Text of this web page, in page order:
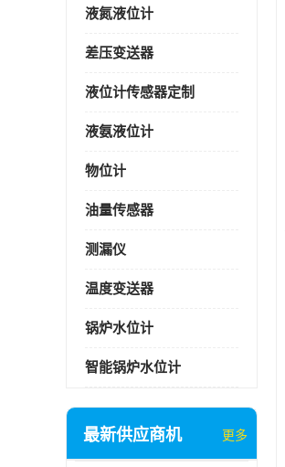
液氮液位计
差压变送器
液位计传感器定制
液氨液位计
物位计
油量传感器
测漏仪
温度变送器
锅炉水位计
智能锅炉水位计
最新供应商机 更多